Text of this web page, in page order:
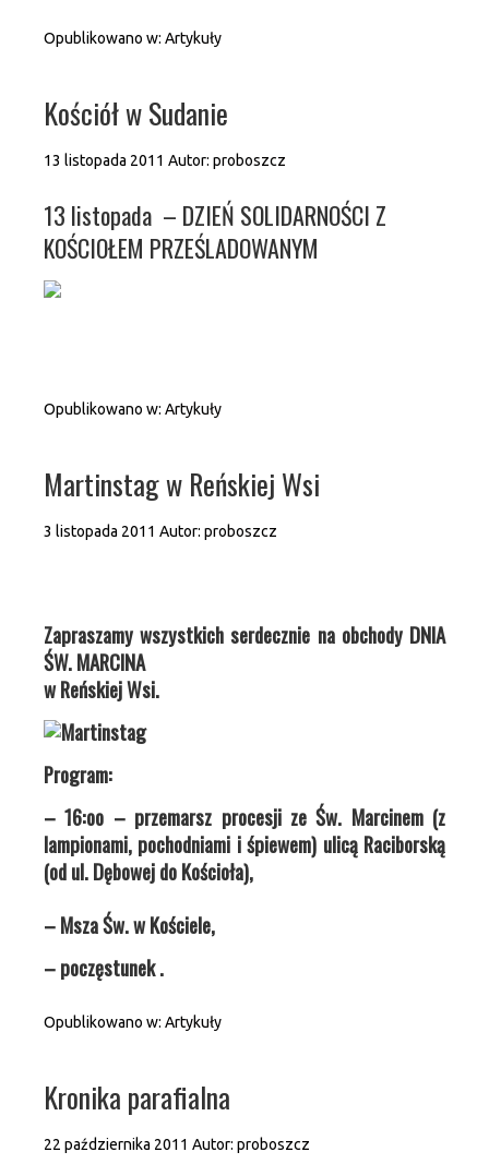
Opublikowano w: Artykuły
Kościół w Sudanie
13 listopada 2011 Autor: proboszcz
13 listopada – DZIEŃ SOLIDARNOŚCI Z
KOŚCIOŁEM PRZEŚLADOWANYM
Opublikowano w: Artykuły
Martinstag w Reńskiej Wsi
3 listopada 2011 Autor: proboszcz
Zapraszamy wszystkich serdecznie na obchody DNIA
ŚW. MARCINA
w Reńskiej Wsi.
Program:
– 16:oo – przemarsz procesji ze Św. Marcinem (z
lampionami, pochodniami i śpiewem) ulicą Raciborską
(od ul. Dębowej do Kościoła),
– Msza Św. w Kościele,
– poczęstunek .
Opublikowano w: Artykuły
Kronika parafialna
22 października 2011 Autor: proboszcz